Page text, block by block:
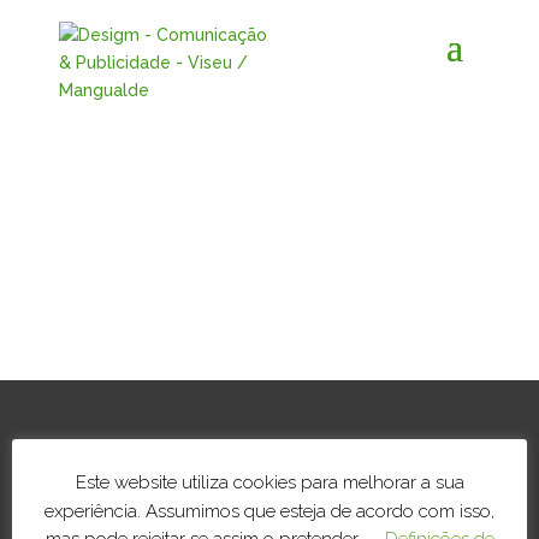
Nos termos da lei nº 144/2015 estamos associados
ao CNIACC – Centro Nacional de Informação e
Este website utiliza cookies para melhorar a sua
experiência. Assumimos que esteja de acordo com isso,